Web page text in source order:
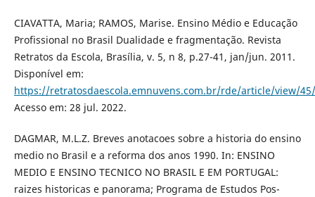
CIAVATTA, Maria; RAMOS, Marise. Ensino Médio e Educação
Profissional no Brasil Dualidade e fragmentação. Revista
Retratos da Escola, Brasília, v. 5, n 8, p.27-41, jan/jun. 2011.
Disponível em:
https://retratosdaescola.emnuvens.com.br/rde/article/view/
Acesso em: 28 jul. 2022.
DAGMAR, M.L.Z. Breves anotacoes sobre a historia do ensino
medio no Brasil e a reforma dos anos 1990. In: ENSINO
MEDIO E ENSINO TECNICO NO BRASIL E EM PORTUGAL:
raizes historicas e panorama; Programa de Estudos Pos-